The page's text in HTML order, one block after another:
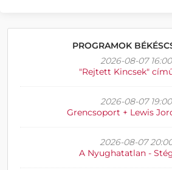
PROGRAMOK
2026-08-07 16:00
"Rejtett Kincsek"
2026-08-07 19:00
Grencsoport + Lewis
2026-08-07
A Nyughatatlan -